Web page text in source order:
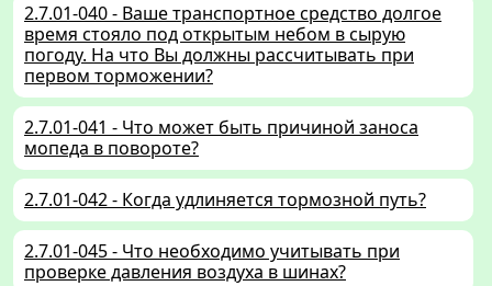
2.7.01-040 - Ваше транспортное средство долгое
время стояло под открытым небом в сырую
погоду. На что Вы должны рассчитывать при
первом торможении?
2.7.01-041 - Что может быть причиной заноса
мопеда в повороте?
2.7.01-042 - Когда удлиняется тормозной путь?
2.7.01-045 - Что необходимо учитывать при
проверке давления воздуха в шинах?